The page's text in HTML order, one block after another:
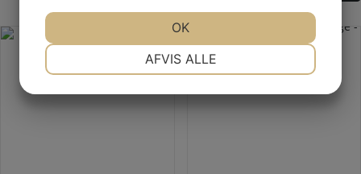
AFVIS ALLE
OK